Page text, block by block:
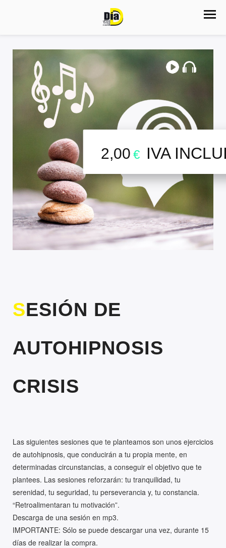
2,00 € IVA
SESIÓN DE
AUTOHIPNOSIS
CRISIS
Las siguientes sesiones que te planteamos son unos ejercicios
de autohipnosis, que conducirán a tu propia mente, en
determinadas circunstancias, a conseguir el objetivo que te
plantees. Las sesiones reforzarán: tu tranquilidad, tu
serenidad, tu seguridad, tu perseverancia y, tu constancia.
“Retroalimentaran tu motivación”.
Descarga de una sesión en mp3.
IMPORTANTE: Sólo se puede descargar una vez, durante 15
días de realizar la compra.